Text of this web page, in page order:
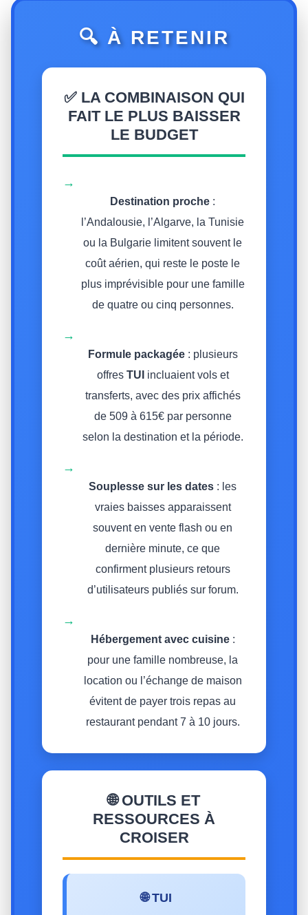
🔍 À RETENIR
✅ LA COMBINAISON QUI
FAIT LE PLUS BAISSER
LE BUDGET
→
Destination proche :
l’Andalousie, l’Algarve, la Tunisie
ou la Bulgarie limitent souvent le
coût aérien, qui reste le poste le
plus imprévisible pour une famille
de quatre ou cinq personnes.
→
Formule packagée: plusieurs
offres TUI incluaient vols et
transferts, avec des prix affichés
de 509 à 615€ par personne
selon la destination et la période.
→
Souplesse sur les dates : les
vraies baisses apparaissent
souvent en vente flash ou en
dernière minute, ce que
confirment plusieurs retours
d’utilisateurs publiés sur forum.
→
Hébergement avec cuisine:
pour une famille nombreuse, la
location ou l’échange de maison
évitent de payer trois repas au
restaurant pendant 7 à 10 jours.
🌐 OUTILS ET
RESSOURCES À
CROISER
🌐 TUI